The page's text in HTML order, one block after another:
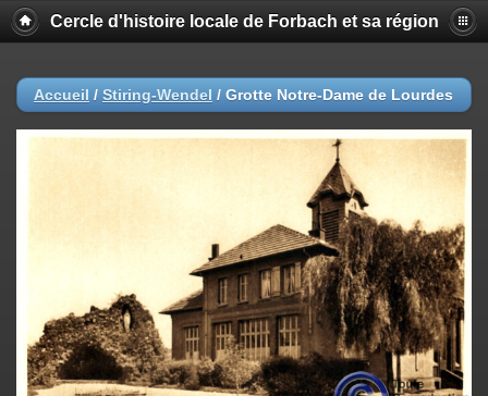
Cercle d'histoire locale de Forbach et sa région
Accueil / Stiring-Wendel / Grotte Notre-Dame de Lourdes